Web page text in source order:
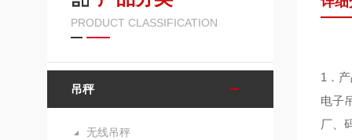
PRODUCT CLASSIFICATION
吊秤
无线吊秤
1．
电子
厂、